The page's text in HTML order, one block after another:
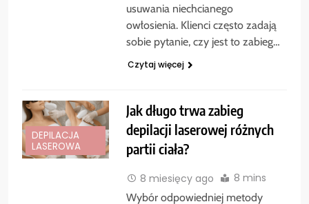
usuwania niechcianego
owłosienia. Klienci często zadają
sobie pytanie, czy jest to zabieg…
Czytaj więcej
DEPILACJA
LASEROWA
Jak długo trwa zabieg
depilacji laserowej różnych
partii ciała?
8 miesięcy ago 8 mins
Wybór odpowiedniej metody